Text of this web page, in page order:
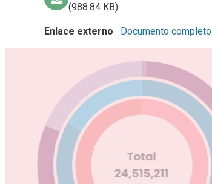
(988.84 KB)
Enlace externo Documento completo